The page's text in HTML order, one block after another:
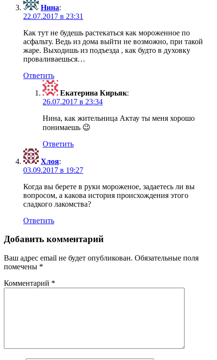
Нина:
22.07.2017 в 23:31
Как тут не будешь растекаться как мороженное по
асфальту. Ведь из дома выйти не возможно, при такой
жаре. Выходишь из подъезда , как будто в духовку
проваливаешься…
Ответить
Екатерина Кирьяк:
26.07.2017 в 23:34
Нина, как жительница Актау ты меня хорошо
понимаешь 😉
Ответить
Хлоя:
03.09.2017 в 19:27
Когда вы берете в руки мороженое, задаетесь ли вы
вопросом, а какова история происхождения этого
сладкого лакомства?
Ответить
Добавить комментарий
Ваш адрес email не будет опубликован. Обязательные поля
помечены *
Комментарий *